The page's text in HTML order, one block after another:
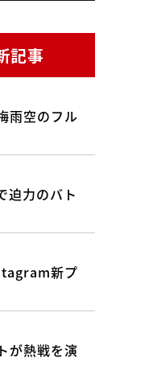
記事
雨空のフル
迫力のバト
新プ
が熱戦を演